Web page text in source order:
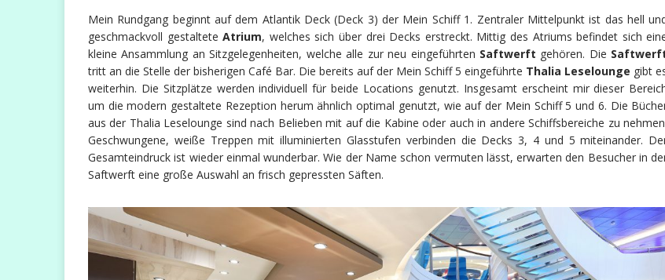
Mein Rundgang beginnt auf dem Atlantik Deck (Deck 3) der Mein Schiff 1. Zentraler Mittelpunkt ist das hell
geschmackvoll gestalteteAtrium, welches sich über drei Decks erstreckt. Mittig des Atriums befindet sich
kleine Ansammlung an Sitzgelegenheiten, welche alle zur neu eingeführten Saftwerft gehören. Die
tritt an die Stelle der bisherigen Café Bar. Die bereits auf der Mein Schiff 5 eingeführte Thalia Leselounge gibt
weiterhin. Die Sitzplätze werden individuell für beide Locations genutzt. Insgesamt erscheint mir dieser
um die modern gestaltete Rezeption herum ähnlich optimal genutzt, wie auf der Mein Schiff 5 und 6. Die
aus der Thalia Leselounge sind nach Belieben mit auf die Kabine oder auch in andere Schiffsbereiche zu
Geschwungene, weiße Treppen mit illuminierten Glasstufen verbinden die Decks 3, 4 und 5 miteinander.
Gesamteindruck ist wieder einmal wunderbar. Wie der Name schon vermuten lässt, erwarten den Besucher in
Saftwerft eine große Auswahl an frisch gepressten Säften.